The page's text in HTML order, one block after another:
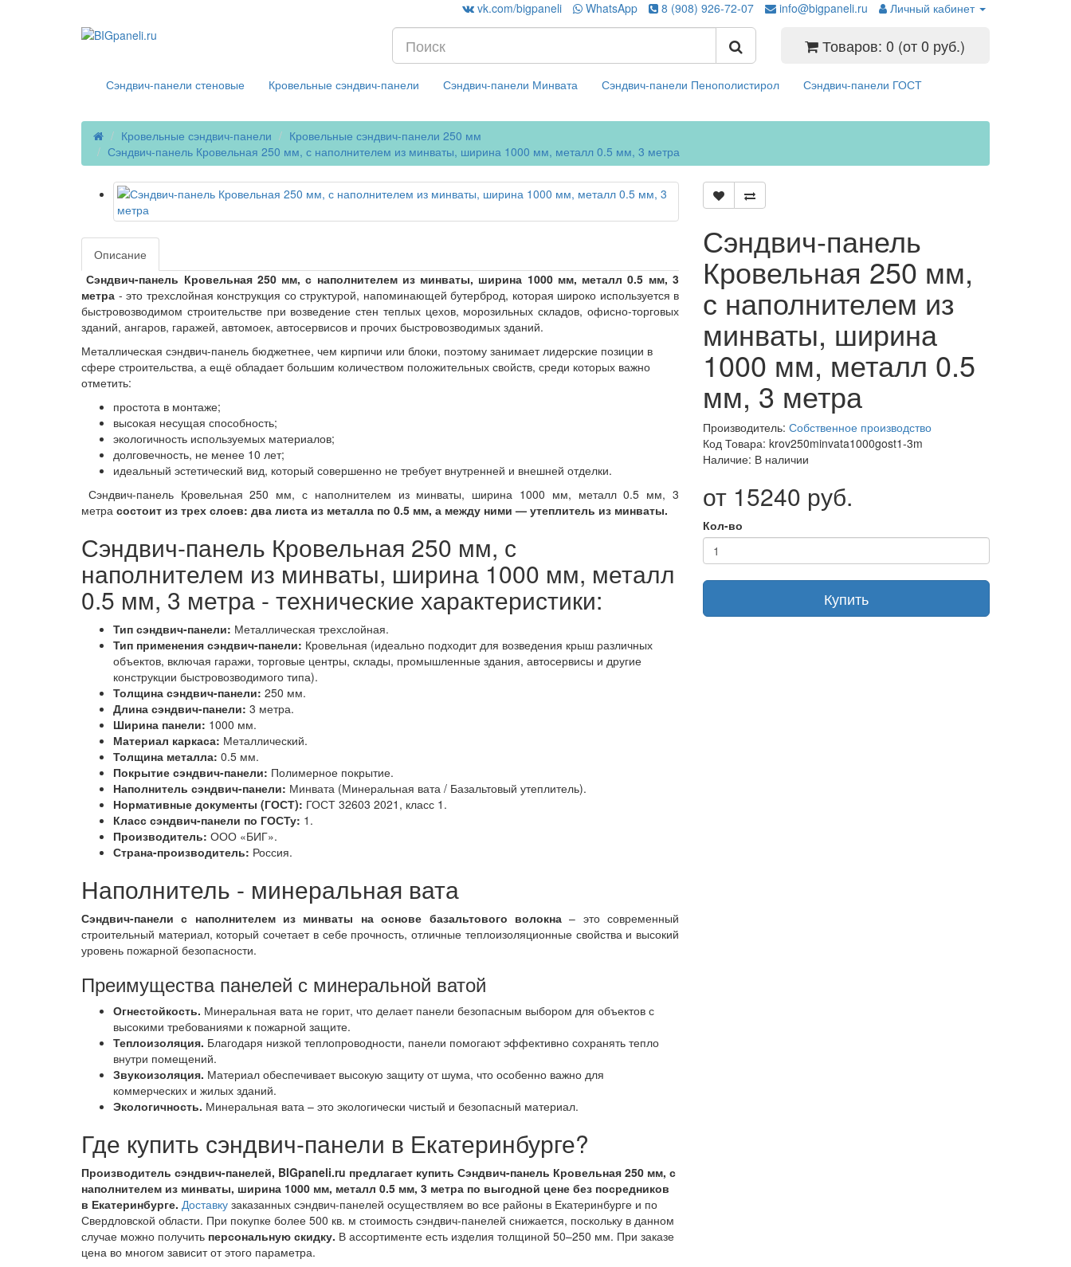
vk.com/bigpaneli WhatsApp 8 (908) 926-72-07 info@bigpaneli.ru Личный кабинет
Товаров: 0 (от 0 руб.)
Сэндвич-панели стеновые Кровельные сэндвич-панели Сэндвич-панели Минвата Сэндвич-панели Пенополистирол Сэндвич-панели ГОСТ
Кровельные сэндвич-панели
Кровельные сэндвич-панели 250 мм
Сэндвич-панель Кровельная 250 мм, с наполнителем из минваты, ширина 1000 мм, металл 0.5 мм, 3 метра
Описание
Сэндвич-панель Кровельная 250 мм, с наполнителем из минваты, ширина 1000 мм, металл 0.5 мм, 3
метра - это трехслойная конструкция со структурой, напоминающей бутерброд, которая широко используется в
быстровозводимом строительстве при возведение стен теплых цехов, морозильных складов, офисно-торговых
зданий, ангаров, гаражей, автомоек, автосервисов и прочих быстровозводимых зданий.
Металлическая сэндвич-панель бюджетнее, чем кирпичи или блоки, поэтому занимает лидерские позиции в
сфере строительства, а ещё обладает большим количеством положительных свойств, среди которых важно
отметить:
простота в монтаже;
высокая несущая способность;
экологичность используемых материалов;
долговечность, не менее 10 лет;
идеальный эстетический вид, который совершенно не требует внутренней и внешней отделки.
Сэндвич-панель Кровельная 250 мм, с наполнителем из минваты, ширина 1000 мм, металл 0.5 мм, 3
метра состоит из трех слоев: два листа из металла по 0.5 мм, а между ними — утеплитель из минваты.
Сэндвич-панель Кровельная 250 мм, с
наполнителем из минваты, ширина 1000 мм, металл
0.5 мм, 3 метра - технические характеристики:
Тип сэндвич-панели: Металлическая трехслойная.
Тип применения сэндвич-панели: Кровельная (идеально подходит для возведения крыш различных
объектов, включая гаражи, торговые центры, склады, промышленные здания, автосервисы и другие
конструкции быстровозводимого типа).
Толщина сэндвич-панели: 250 мм.
Длина сэндвич-панели: 3 метра.
Ширина панели: 1000 мм.
Материал каркаса: Металлический.
Толщина металла: 0.5 мм.
Покрытие сэндвич-панели: Полимерное покрытие.
Наполнитель сэндвич-панели: Минвата (Минеральная вата / Базальтовый утеплитель).
Нормативные документы (ГОСТ): ГОСТ 32603 2021, класс 1.
Класс сэндвич-панели по ГОСТу: 1.
Производитель: ООО «БИГ».
Страна-производитель: Россия.
Наполнитель - минеральная вата
Сэндвич-панели с наполнителем из минваты на основе базальтового волокна– это современный
строительный материал, который сочетает в себе прочность, отличные теплоизоляционные свойства и высокий
уровень пожарной безопасности.
Преимущества панелей с минеральной ватой
Огнестойкость. Минеральная вата не горит, что делает панели безопасным выбором для объектов с
высокими требованиями к пожарной защите.
Теплоизоляция. Благодаря низкой теплопроводности, панели помогают эффективно сохранять тепло
внутри помещений.
Звукоизоляция. Материал обеспечивает высокую защиту от шума, что особенно важно для
коммерческих и жилых зданий.
Экологичность. Минеральная вата – это экологически чистый и безопасный материал.
Где купить сэндвич-панели в Екатеринбурге?
Производитель сэндвич-панелей, BIGpaneli.ru предлагает купить Сэндвич-панель Кровельная 250 мм, с
наполнителем из минваты, ширина 1000 мм, металл 0.5 мм, 3 метра по выгодной цене без посредников
в Екатеринбурге. Доставку заказанных сэндвич-панелей осуществляем во все районы в Екатеринбурге и по
Свердловской области. При покупке более 500 кв. м стоимость сэндвич-панелей снижается, поскольку в данном
случае можно получить персональную скидку. В ассортименте есть изделия толщиной 50–250 мм. При заказе
цена во многом зависит от этого параметра.
Сэндвич-панель
Кровельная 250 мм,
с наполнителем из
минваты, ширина
1000 мм, металл 0.5
мм, 3 метра
Производитель: Собственное производство
Код Товара: krov250minvata1000gost1-3m
Наличие: В наличии
от 15240 руб.
Кол-во
Купить